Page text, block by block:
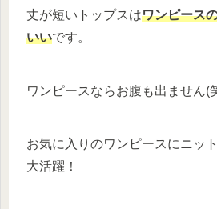
丈が短いトップスはワンピース
いいです。
ワンピースならお腹も出ません(
お気に入りのワンピースにニッ
大活躍！